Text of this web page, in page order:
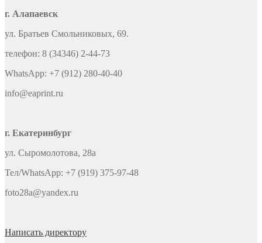
г. Алапаевск
ул. Братьев Смольниковых, 69.
телефон: 8 (34346) 2-44-73
WhatsApp: +7 (912) 280-40-40
info@eaprint.ru
г. Екатеринбург
ул. Сыромолотова, 28а
Тел/WhatsApp: +7 (919) 375-97-48
foto28a@yandex.ru
Написать директору